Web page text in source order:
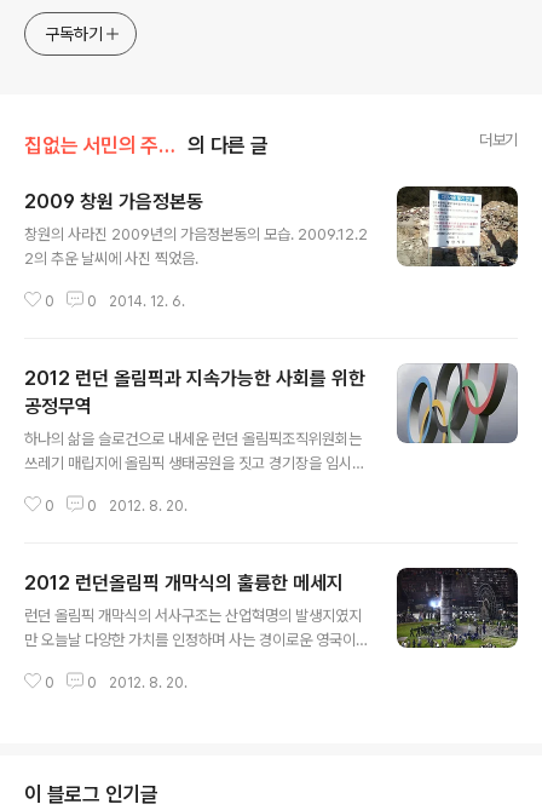
구독하기
집없는 서민의 주거복지 의 다른 글 더보기
2009 창원 가음정본동
창원의 사라진 2009년의 가음정본동의 모습. 2009.12.2
2의 추운 날씨에 사진 찍었음. ​​​​​
0 0 2014. 12. 6.
2012 런던 올림픽과 지속가능한 사회를 위한
공정무역
하나의 삶을 슬로건으로 내세운 런던 올림픽조직위원회는
쓰레기 매립지에 올림픽 생태공원을 짓고 경기장을 임시
선보였다. 나아가 급식 분야에서는 식품 및 관련 서비스 산
하는 소규모 생산자들은 계속 가난한 현재 시장질서가 지
속가능하지 않다는 이유에서다. 이에 따라 조직위는 대회
기간 선수와 관계자들에게 커피 1400만 잔, 홍차 750만
역 제품으로 제공한다. 여기서 발생하는 공정무역 프리미
0 0 2012. 8. 20.
2012 런던올림픽 개막식의 훌륭한 메세지
런던 올림픽 개막식의 서사구조는 산업혁명의 발생지였지
만 오늘날 다양한 가치를 인정하며 사는 경이로운 영국이
이를 세익스피어의 에 나오는 캘리번의 대사 "두려워하지
건설 노동자들이 맞이하도록 했다. 안전모를 쓴 500여명
0 0 2012. 8. 20.
이 블로그 인기글